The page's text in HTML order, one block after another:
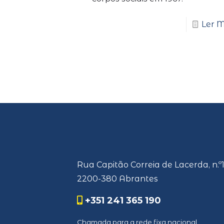
Ler
Rua Capitão Correia de Lacerda,
2200-380 Abrantes
+351 241 365 190
Chamada para a rede fixa nacional